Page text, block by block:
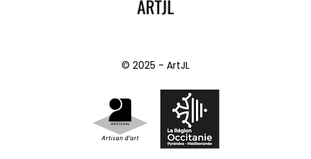
© 2025 - ArtJL